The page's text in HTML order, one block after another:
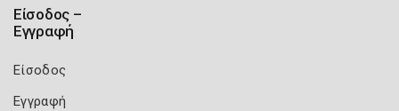
Είσοδος –
Εγγραφή
Είσοδος
Εγγραφή